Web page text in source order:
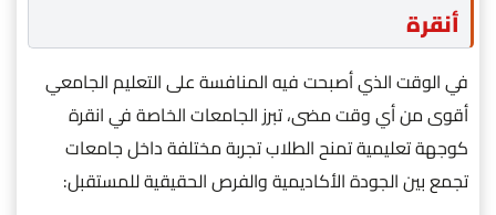
أنقرة
في الوقت الذي أصبحت فيه المنافسة على التعليم الجامعي
أقوى من أي وقت مضى، تبرز الجامعات الخاصة في انقرة
كوجهة تعليمية تمنح الطلاب تجربة مختلفة داخل جامعات
تجمع بين الجودة الأكاديمية والفرص الحقيقية للمستقبل: